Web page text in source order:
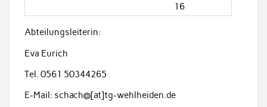
16
Abteilungsleiterin:
Eva Eurich
Tel. 0561 50344265
E-Mail: schach@[at]tg-wehlheiden.de